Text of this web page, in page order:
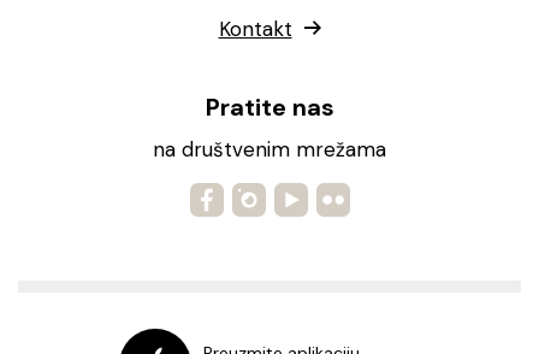
Kontakt
Pratite nas
na društvenim mrežama